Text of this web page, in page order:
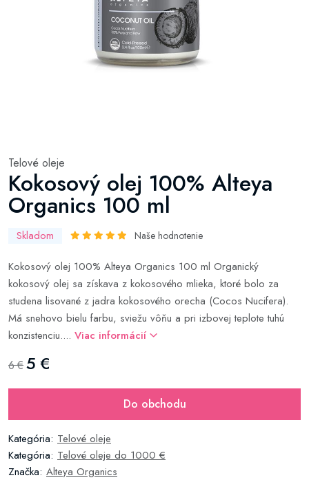
Telové oleje
Kokosový olej 100% Alteya
Organics 100 ml
Skladom Naše hodnotenie
Kokosový olej 100% Alteya Organics 100 ml Organický
kokosový olej sa získava z kokosového mlieka, ktoré bolo za
studena lisované z jadra kokosového orecha (Cocos Nucifera).
Má snehovo bielu farbu, sviežu vôňu a pri izbovej teplote tuhú
konzistenciu.... Viac informácií
6 €5 €
Do obchodu
Kategória: Telové oleje
Kategória: Telové oleje do 1000 €
Značka: Alteya Organics